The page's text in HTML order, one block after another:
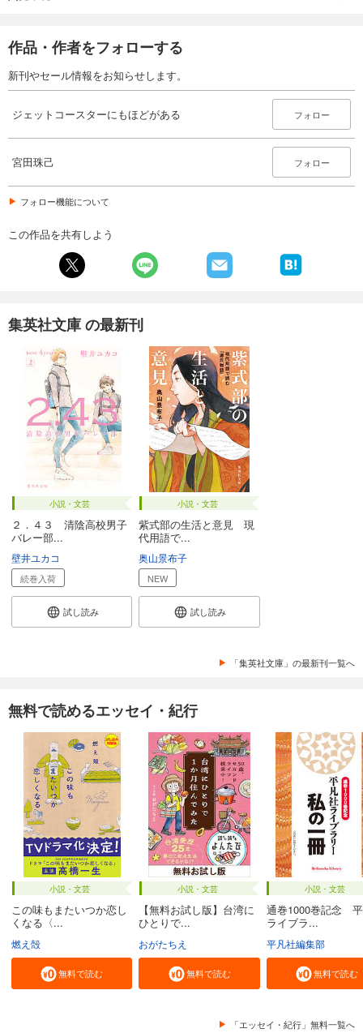
作品・作者をフォローする
新刊やセール情報をお知らせします。
ジェットコースターにもほどがある フォロー
宮田珠己 フォロー
フォロー機能について
この作品を共有しよう
集英社文庫 の最新刊
小説・文芸
２．４３ 清陰高校男子
バレー部...
壁井ユカコ
続巻入荷
試し読み
小説・文芸
紫式部の生活と意見 現
代用語で...
奥山景布子
NEW
試し読み
「集英社文庫」の最新刊一覧へ
無料で読めるエッセイ・紀行
小説・文芸
この味もまたいつか恋し
くなる〈...
燃え殻
無料で読む
小説・文芸
【無料お試し版】台湾に
ひとりで...
おがたちえ
無料で読む
小説・文芸
通巻1000巻記念
ライブラ...
平凡社編集部
無料で読む
「エッセイ・紀行」無料一覧へ